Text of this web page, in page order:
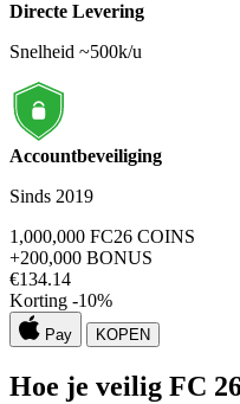
Directe Levering
Snelheid ~500k/u
Accountbeveiliging
Sinds 2019
1,000,000 FC26 COINS
+200,000 BONUS
€134.14
Korting -10%
Pay KOPEN
Hoe je veilig FC